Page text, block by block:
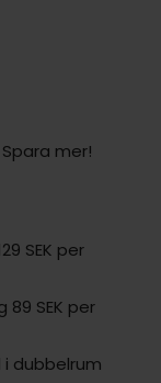
mer!
SEK per
SEK per
dubbelrum